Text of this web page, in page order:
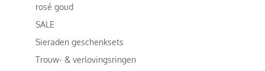
rosé goud
SALE
Sieraden geschenksets
Trouw- & verlovingsringen